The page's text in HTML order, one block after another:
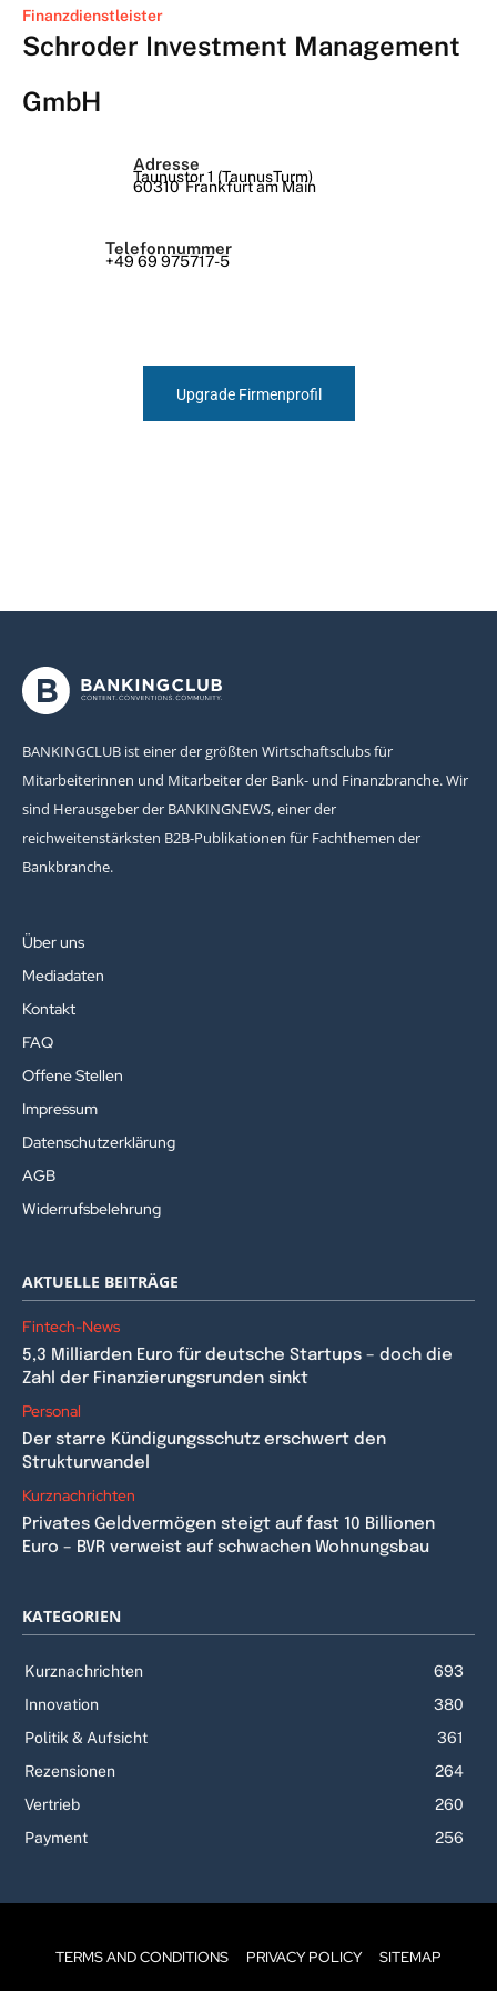
Finanzdienstleister
Schroder Investment Management
GmbH
Adresse
Taunustor 1 (TaunusTurm)
60310 Frankfurt am Main
Telefonnummer
+49 69 975717-5
Upgrade Firmenprofil
BANKINGCLUB ist einer der größten Wirtschaftsclubs für
Mitarbeiterinnen und Mitarbeiter der Bank- und Finanzbranche. Wir
sind Herausgeber der BANKINGNEWS, einer der
reichweitenstärksten B2B-Publikationen für Fachthemen der
Bankbranche.
Über uns
Mediadaten
Kontakt
FAQ
Offene Stellen
Impressum
Datenschutzerklärung
AGB
Widerrufsbelehrung
AKTUELLE BEITRÄGE
Fintech-News
5,3 Milliarden Euro für deutsche Startups – doch die
Zahl der Finanzierungsrunden sinkt
Personal
Der starre Kündigungsschutz erschwert den
Strukturwandel
Kurznachrichten
Privates Geldvermögen steigt auf fast 10 Billionen
Euro – BVR verweist auf schwachen Wohnungsbau
KATEGORIEN
Kurznachrichten
693
Innovation
380
Politik & Aufsicht
361
Rezensionen
264
Vertrieb
260
Payment
256
TERMS AND CONDITIONS PRIVACY POLICY SITEMAP